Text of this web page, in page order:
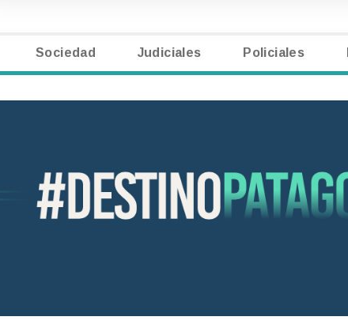
Sociedad Judiciales Policiales